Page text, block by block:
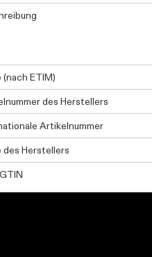
(nach ETIM)
des Herstellers
Artikelnummer
des Herstellers